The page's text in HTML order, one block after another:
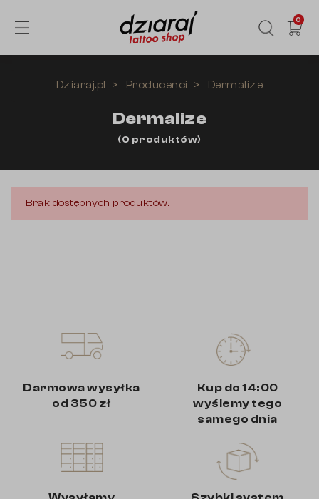
0
Dziaraj.pl Producenci Dermalize
Dermalize
(0 produktów)
Brak dostępnych produktów.
Darmowa wysyłka
od 350 zł
Kup do 14:00
wyślemy tego
samego dnia